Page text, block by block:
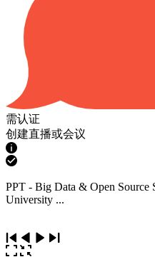
需认证
创建直播或会议
PPT - Big Data & Open Source
University ...